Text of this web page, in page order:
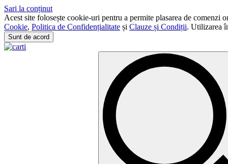
Sari la conținut
Acest site folosește cookie-uri pentru a permite plasarea de
Cookie, Politica de Confidențialitate și Clauze și Condiții. Utilizarea
Sunt de acord